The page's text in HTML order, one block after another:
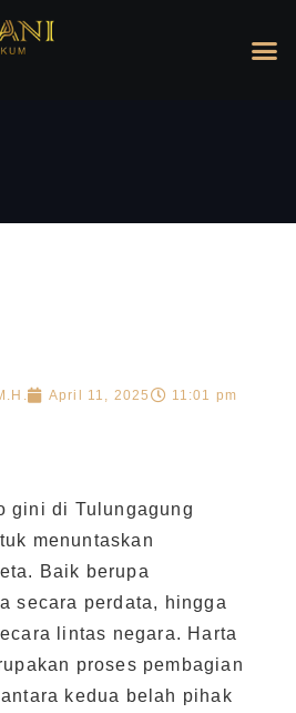
April 11, 2025 11:01 pm
gini di Tulungagung
menuntaskan
Baik berupa
secara perdata, hingga
lintas negara. Harta
proses pembagian
kedua belah pihak